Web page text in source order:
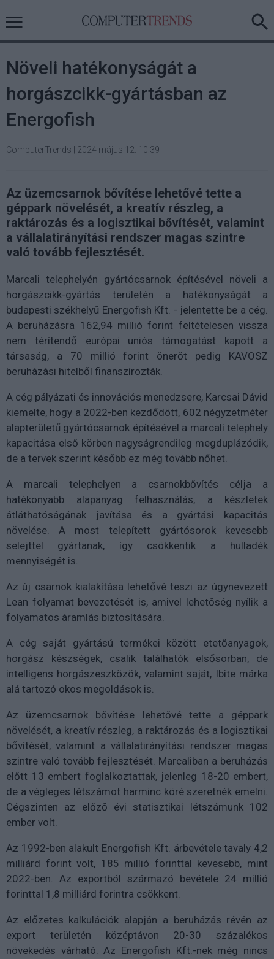
Növeli hatékonyságát a
horgászcikk-gyártásban az
Energofish
ComputerTrends 2024 május 12. 10:39
Az üzemcsarnok bővítése lehetővé tette a
géppark növelését, a kreatív részleg, a
raktározás és a logisztikai bővítését, valamint
a vállalatirányítási rendszer magas szintre
való tovább fejlesztését.
Marcali telephelyén gyártócsarnok építésével növeli a
horgászcikk-gyártás területén a hatékonyságát a
budapesti székhelyű Energofish Kft. - jelentette be a cég.
A beruházásra 162,94 millió forint feltételesen vissza
nem térítendő európai uniós támogatást kapott a
társaság, a 70 millió forint önerőt pedig KAVOSZ
beruházási hitelből finanszírozták.
A cég pályázati és innovációs menedzsere, Karcsai Dávid
kiemelte, hogy a 2022-ben kezdődött, 602 négyzetméter
alapterületű gyártócsarnok építésével a marcali telephely
kapacitása első körben nagyságrendileg megduplázódik,
de a tervek szerint később ez még tovább nőhet.
A marcali telephelyen a csarnokbővítés célja a
hatékonyabb alapanyag felhasználás, a készletek
átláthatóságának javítása és a gyártási kapacitás
növelése. A most telepített gyártósorok kevesebb
selejttel gyártanak, így csökkentik a hulladék
mennyiségét is.
Az új csarnok kialakítása lehetővé teszi az úgynevezett
Lean folyamat bevezetését is, amivel lehetőség nyílik a
folyamatos áramlás biztosítására.
A cég saját gyártású termékei között etetőanyagok,
horgász készségek, csalik találhatók elsősorban, de
intelligens horgászeszközök, valamint saját, Ibite márka
alá tartozó okos megoldások is.
Az üzemcsarnok bővítése lehetővé tette a géppark
növelését, a kreatív részleg, a raktározás és a logisztikai
bővítését, valamint a vállalatirányítási rendszer magas
szintre való tovább fejlesztését. Marcaliban a beruházás
előtt 13 embert foglalkoztattak, jelenleg 18-20 embert,
de a végleges létszámot harminc köré szeretnék emelni.
Cégszinten az előző évi statisztikai létszámunk 102
ember volt.
Az 1992-ben alakult Energofish Kft. árbevétele tavaly 4,2
milliárd forint volt, 185 millió forinttal kevesebb, mint
2022-ben. Az exportból származó bevétele 24 millió
forinttal 1,8 milliárd forintra csökkent.
Az előzetes kalkulációk alapján a beruházás révén az
export területén középtávon 20-30 százalékos
növekedés várható. Az Energofish Kft.-nek még nincs